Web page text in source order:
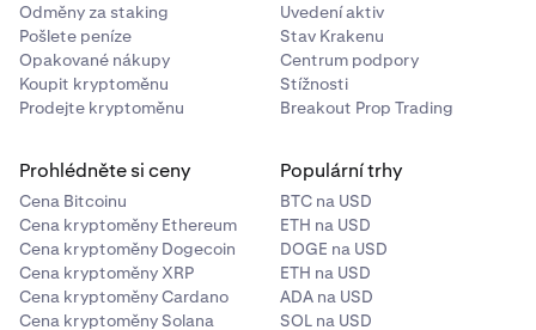
Odměny za staking
Pošlete peníze
Opakované nákupy
Koupit kryptoměnu
Prodejte kryptoměnu
Uvedení aktiv
Stav Krakenu
Centrum podpory
Stížnosti
Breakout Prop Trading
Prohlédněte si ceny
Cena Bitcoinu
Cena kryptoměny Ethereum
Cena kryptoměny Dogecoin
Cena kryptoměny XRP
Cena kryptoměny Cardano
Cena kryptoměny Solana
Populární trhy
BTC na USD
ETH na USD
DOGE na USD
ETH na USD
ADA na USD
SOL na USD